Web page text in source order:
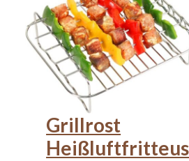
Grillrost